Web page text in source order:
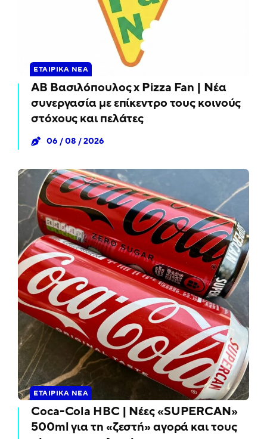
ΕΤΑΙΡΙΚΆ ΝΈΑ
ΑΒ Βασιλόπουλος x Pizza Fan | Νέα
συνεργασία με επίκεντρο τους κοινούς
στόχους και πελάτες
06 / 08 / 2026
ΕΤΑΙΡΙΚΆ ΝΈΑ
Coca-Cola HBC | Νέες «SUPERCAN»
500ml για τη «ζεστή» αγορά και τους